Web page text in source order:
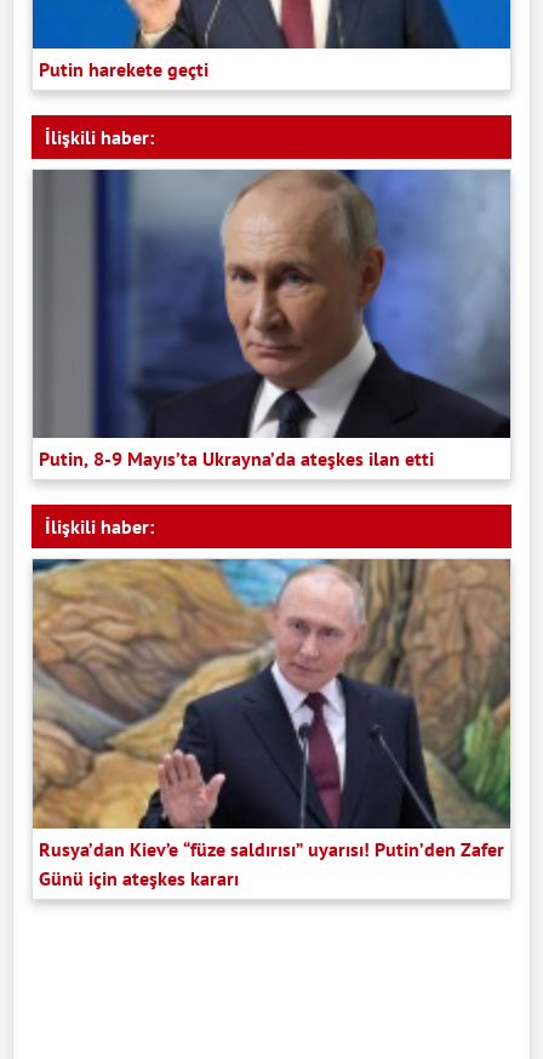
Putin harekete geçti
İlişkili haber:
Putin, 8-9 Mayıs’ta Ukrayna’da ateşkes ilan etti
İlişkili haber:
Rusya’dan Kiev’e “füze saldırısı” uyarısı! Putin’den Zafer
Günü için ateşkes kararı